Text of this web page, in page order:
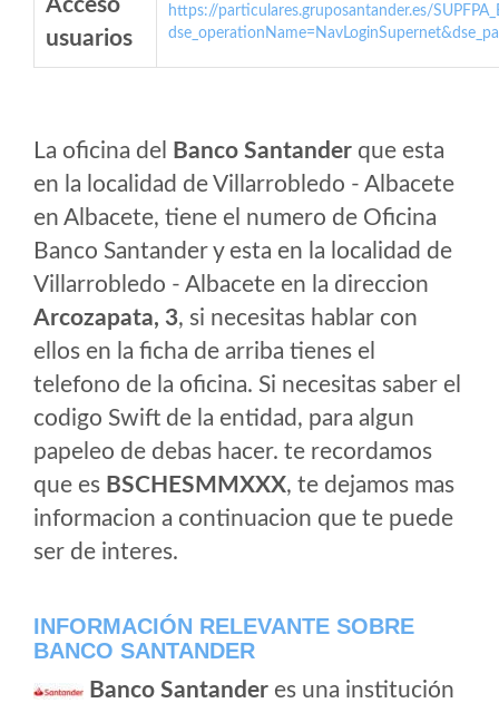
Acceso
usuarios
https://particulares.gruposantander.es/
La oficina del Banco Santander que esta
en la localidad de Villarrobledo - Albacete
en Albacete, tiene el numero de Oficina
Banco Santander y esta en la localidad de
Villarrobledo - Albacete en la direccion
Arcozapata, 3, si necesitas hablar con
ellos en la ficha de arriba tienes el
telefono de la oficina. Si necesitas saber el
codigo Swift de la entidad, para algun
papeleo de debas hacer. te recordamos
que es BSCHESMMXXX, te dejamos mas
informacion a continuacion que te puede
ser de interes.
INFORMACIÓN RELEVANTE SOBRE
BANCO SANTANDER
Banco Santander es una institución